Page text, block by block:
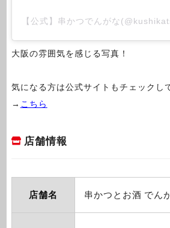
大阪の雰囲気を感じる写真！
気になる方は公式サイトもチェックし
→ こちら
店舗情報
店舗名 串かつとお酒 でん